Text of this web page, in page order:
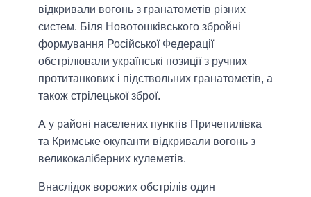
відкривали вогонь з гранатометів різних
систем. Біля Новотошківського збройні
формування Російської Федерації
обстрілювали українські позиції з ручних
протитанкових і підствольних гранатометів, а
також стрілецької зброї.
А у районі населених пунктів Причепилівка
та Кримське окупанти відкривали вогонь з
великокаліберних кулеметів.
Внаслідок ворожих обстрілів один